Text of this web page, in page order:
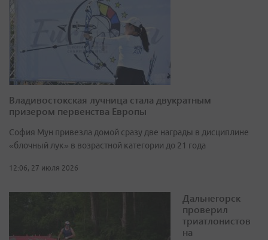
Владивостокская лучница стала двукратным
призером первенства Европы
София Мун привезла домой сразу две награды в дисциплине
«блочный лук» в возрастной категории до 21 года
12:06, 27 июля 2026
Дальнегорск
проверил
триатлонистов
на